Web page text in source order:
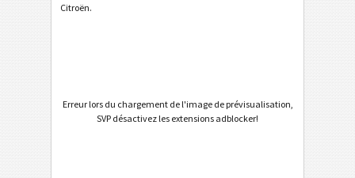
CAT
O Odette
Citroën.
Erreur lors du chargement de l'image de prévisualisation,
SVP désactivez les extensions adblocker!